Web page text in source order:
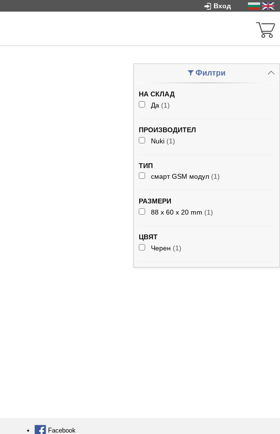
Вход
Филтри
НА СКЛАД
Да (1)
ПРОИЗВОДИТЕЛ
Nuki (1)
ТИП
смарт GSM модул (1)
РАЗМЕРИ
88 x 60 x 20 mm (1)
ЦВЯТ
Черен (1)
Facebook